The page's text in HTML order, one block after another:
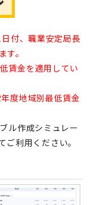
付、職業安定局長
。
賃金を適用してい
度地域別最低賃金
ル作成シミュレー
利用ください。